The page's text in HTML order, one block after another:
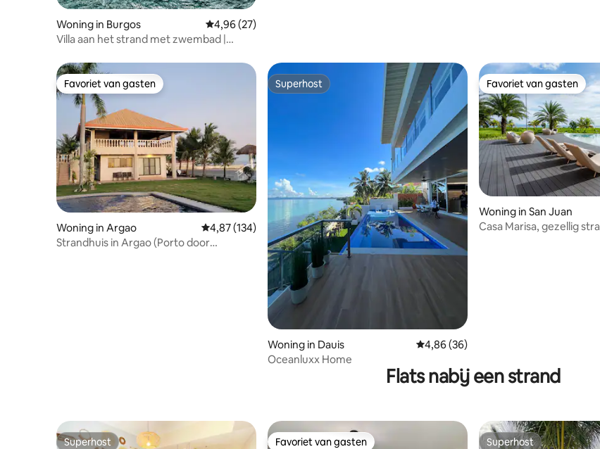
Woning in Burgos Gemiddelde beoordeling van 4,96 op 5, 27 recensies
4,96 (27)
Villa aan het strand met zwembad |
Favoriet van gasten
Favoriet van gasten
Woning in Argao Gemiddelde beoordeling van 4,87 op 5, 134 recensies
4,87 (134)
Strandhuis in Argao (Porto door
Superhost
Superhost
Woning in Dauis Gemiddelde beoordeling van 4,86 op
4,86 (36)
Oceanluxx Home
Favoriet van gasten
Favoriet van gasten
Woning in San Juan
Casa Marisa, gezellig
Flats nabij een strand
Superhost Favoriet van gasten Superhost